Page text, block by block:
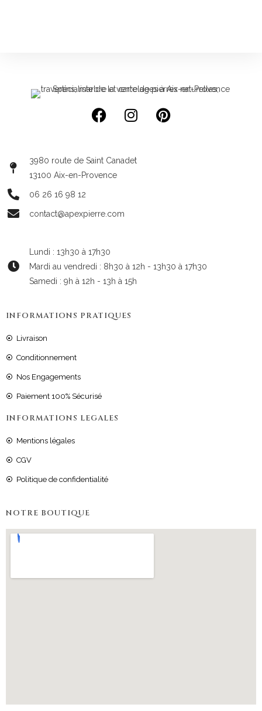
3980 route de Saint Canadet
13100 Aix-en-Provence
06 26 16 98 12
contact@apexpierre.com
Lundi : 13h30 à 17h30
Mardi au vendredi : 8h30 à 12h - 13h30 à 17h30
Samedi : 9h à 12h - 13h à 15h
INFORMATIONS PRATIQUES
Livraison
Conditionnement
Nos Engagements
Paiement 100% Sécurisé
INFORMATIONS LEGALES
Mentions légales
CGV
Politique de confidentialité
NOTRE BOUTIQUE